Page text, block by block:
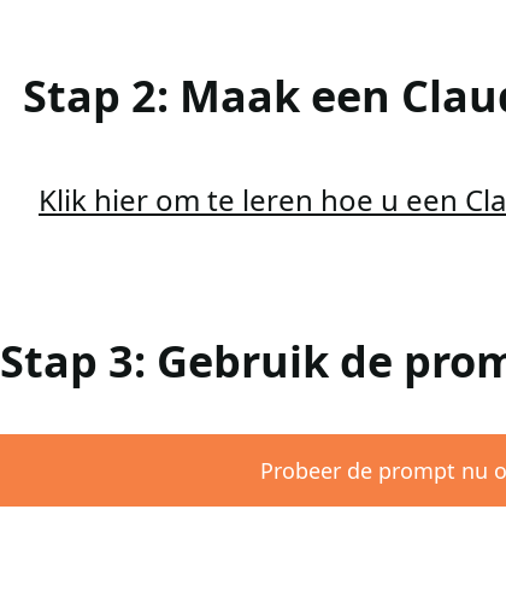
Stap 2: Maak een
Klik hier om te leren hoe u een
Stap 3: Gebruik de
Probeer de prompt nu